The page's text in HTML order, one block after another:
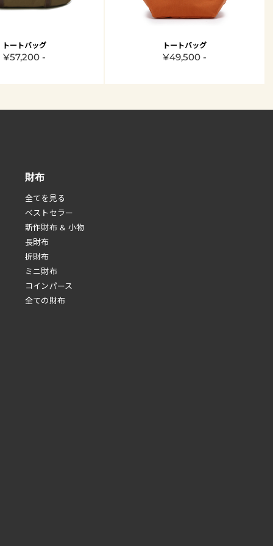
トートバッグ
¥57,200 -
トートバッグ
¥49,500 -
財布
全てを見る
べストセラー
新作財布 & 小物
長財布
折財布
ミニ財布
コインパース
全ての財布